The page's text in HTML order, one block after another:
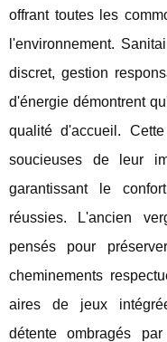
offrant toutes les
l'environnement.
discret, gestion
d'énergie démontrent
qualité d'accueil.
soucieuses de leur
garantissant le
réussies. L'ancien
pensés pour
cheminements
aires de jeux
détente ombragés